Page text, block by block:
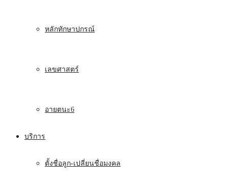
หลักทักษาปกรณ์
เลขศาสตร์
อายตนะ6
บริการ
ตั้งชื่อลูก-เปลี่ยนชื่อมงคล